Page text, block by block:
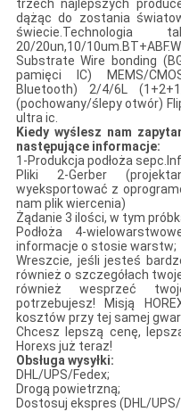
trzech najlepszych
dążąc do zostania
20/20un,10/
Substrate Wire bonding
pamięci IC) MEMS/
Bluetooth) 2/4/6L
(pochowany/ślepy otwór)
ultra ic.
Kiedy wyślesz nam
następujące informacje:
1-Produkcja podłoża
Pliki 2-Gerber
wyeksportować z
nam plik wiercenia)
Żądanie 3 ilości, w tym
Podłoża 4-
informacje o stosie warstw;
Wreszcie, jeśli jesteś
również o szczegółach
również wesprzeć
potrzebujesz! Misją
kosztów przy tej samej
Chcesz lepszą cenę,
Horexs już teraz!
Obsługa wysyłki:
DHL/UPS/Fedex;
Drogą powietrzną;
Dostosuj ekspres (DHL/